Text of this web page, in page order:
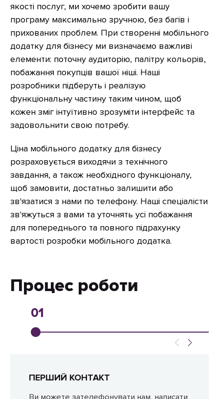
якості послуг, ми хочемо зробити вашу
програму максимально зручною, без багів і
прихованих проблем. При створенні мобільного
додатку для бізнесу ми визначаємо важливі
елементи: поточну аудиторію, палітру кольорів,
побажання покупців вашої ніші. Наші
розробники підберуть і реалізую
функціональну частину таким чином, щоб
кожен зміг інтуїтивно зрозуміти інтерфейс та
задовольнити свою потребу.
Ціна мобільного додатку для бізнесу
розраховується виходячи з технічного
завдання, а також необхідного функціоналу,
щоб замовити, достатньо залишити або
зв'язатися з нами по телефону. Наші спеціалісти
зв'яжуться з вами та уточнять усі побажання
для попереднього та повного підрахунку
вартості розробки мобільного додатка.
Процес роботи
01
ПЕРШИЙ КОНТАКТ
Ви можете зателефонувати нам, написати